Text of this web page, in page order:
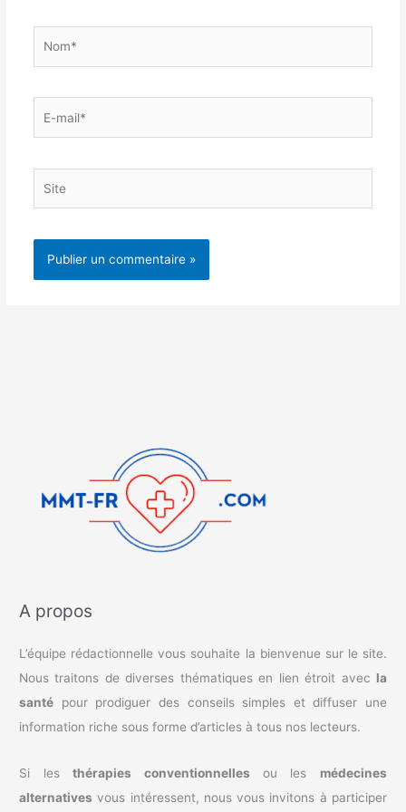
mail*
A propos
L’équipe rédactionnelle vous souhaite la bienvenue sur le site.
Nous traitons de diverses thématiques en lien étroit avec la
santé pour prodiguer des conseils simples et diffuser une
information riche sous forme d’articles à tous nos lecteurs.
Si lesthérapies conventionnelles ou les médecines
alternatives vous intéressent, nous vous invitons à participer